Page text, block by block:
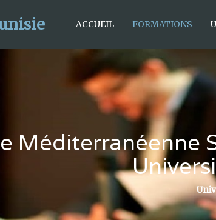
ACCUEIL FORMATIONS
Méditerranéenne